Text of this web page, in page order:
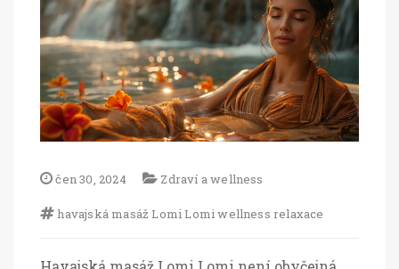
čen 30, 2024 Zdraví a wellness
havajská masáž Lomi Lomiwellness relaxace